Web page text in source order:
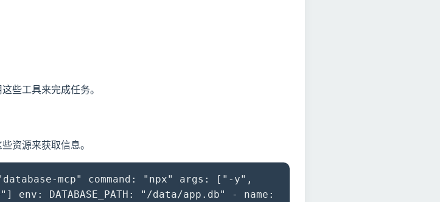
些工具来完成任务。
资源来获取信息。
mcp" command: "npx" args: ["-y",
DATABASE_PATH: "/data/app.db" - name: